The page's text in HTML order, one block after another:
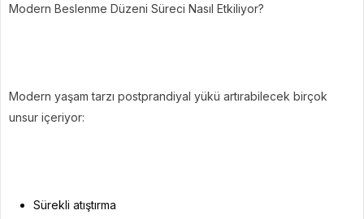
Modern Beslenme Düzeni Süreci Nasıl Etkiliyor?
Modern yaşam tarzı postprandiyal yükü artırabilecek birçok
unsur içeriyor:
Sürekli atıştırma